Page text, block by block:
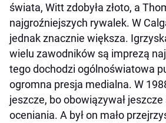
świata, Witt zdobyła złoto, a
najgroźniejszych rywalek. W
jednak znacznie większa.
wielu zawodników są imprezą
tego dochodzi ogólnoświatowa
ogromna presja medialna. W
jeszcze, bo obowiązywał
oceniania. A był on mało